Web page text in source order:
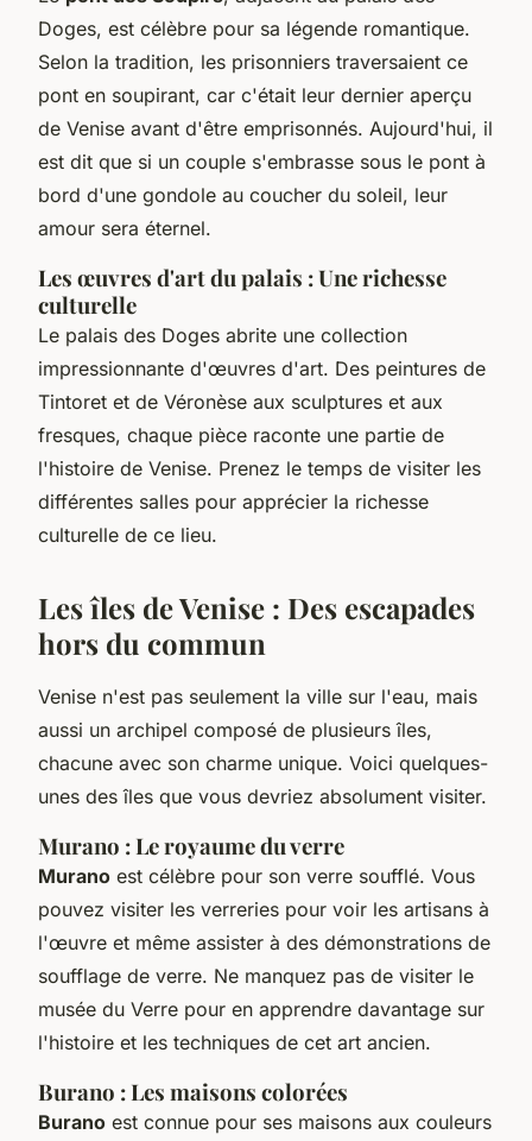
Doges, est célèbre pour sa légende romantique.
Selon la tradition, les prisonniers traversaient ce
pont en soupirant, car c'était leur dernier aperçu
de Venise avant d'être emprisonnés. Aujourd'hui, il
est dit que si un couple s'embrasse sous le pont à
bord d'une gondole au coucher du soleil, leur
amour sera éternel.
Les œuvres d'art du palais : Une richesse
culturelle
Le palais des Doges abrite une collection
impressionnante d'œuvres d'art. Des peintures de
Tintoret et de Véronèse aux sculptures et aux
fresques, chaque pièce raconte une partie de
l'histoire de Venise. Prenez le temps de visiter les
différentes salles pour apprécier la richesse
culturelle de ce lieu.
Les îles de Venise : Des escapades
hors du commun
Venise n'est pas seulement la ville sur l'eau, mais
aussi un archipel composé de plusieurs îles,
chacune avec son charme unique. Voici quelques-
unes des îles que vous devriez absolument visiter.
Murano : Le royaume du verre
Murano est célèbre pour son verre soufflé. Vous
pouvez visiter les verreries pour voir les artisans à
l'œuvre et même assister à des démonstrations de
soufflage de verre. Ne manquez pas de visiter le
musée du Verre pour en apprendre davantage sur
l'histoire et les techniques de cet art ancien.
Burano : Les maisons colorées
Burano est connue pour ses maisons aux couleurs